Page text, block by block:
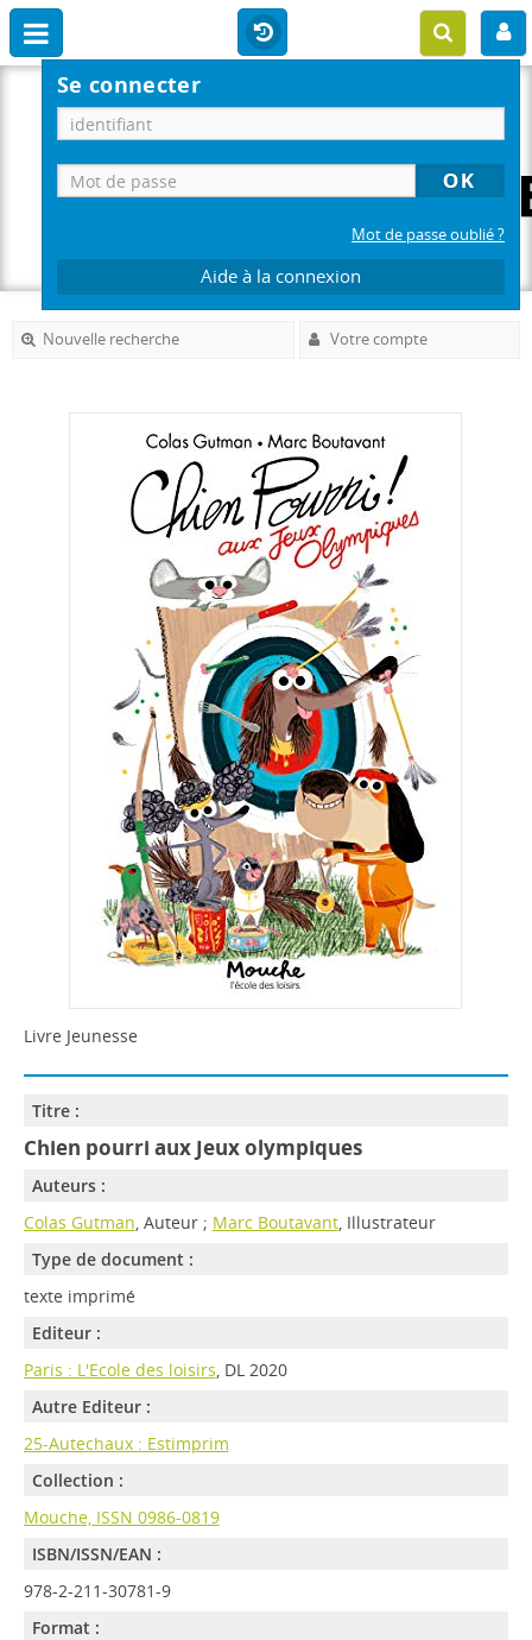
Se connecter
Mot de passe oublié ?
Aide à la connexion
Nouvelle recherche Votre compte
Livre Jeunesse
Titre :
Chien pourri aux Jeux olympiques
Auteurs :
Colas Gutman, Auteur ; Marc Boutavant, Illustrateur
Type de document :
texte imprimé
Editeur :
Paris : L'Ecole des loisirs, DL 2020
Autre Editeur :
25-Autechaux : Estimprim
Collection :
Mouche, ISSN 0986-0819
ISBN/ISSN/EAN :
978-2-211-30781-9
Format :